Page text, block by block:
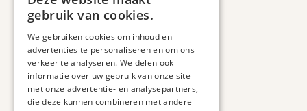
Informatie
Veelgestelde vragen
Duurzaam ondernemen
Contact informatie
gebruik van cookies.
We gebruiken cookies om inhoud en
advertenties te personaliseren en om ons
verkeer te analyseren. We delen ook
informatie over uw gebruik van onze site
met onze advertentie- en analysepartners,
die deze kunnen combineren met andere